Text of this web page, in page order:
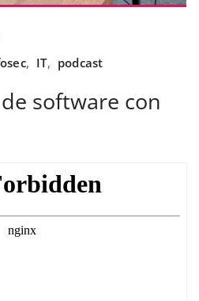
, IT, podcast
software con